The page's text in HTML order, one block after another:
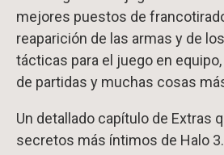
mejores puestos de
reaparición de las armas y de
tácticas para el juego en
de partidas y muchas cosas
Un detallado capítulo de Extras
secretos más íntimos de Halo 3.